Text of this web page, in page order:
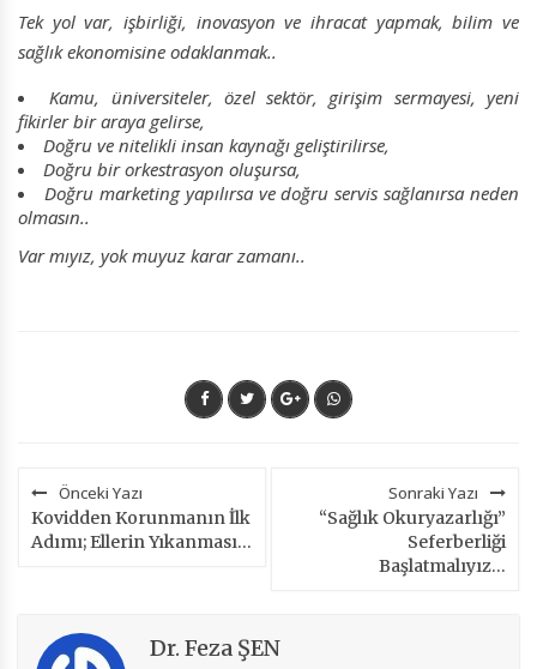
Tek yol var, işbirliği, inovasyon ve ihracat yapmak, bilim ve
sağlık ekonomisine odaklanmak..
Kamu, üniversiteler, özel sektör, girişim sermayesi, yeni
fikirler bir araya gelirse,
Doğru ve nitelikli insan kaynağı geliştirilirse,
Doğru bir orkestrasyon oluşursa,
Doğru marketing yapılırsa ve doğru servis sağlanırsa neden
olmasın..
Var mıyız, yok muyuz karar zamanı..
Önceki Yazı
Kovidden Korunmanın İlk
Adımı; Ellerin Yıkanması…
Sonraki Yazı
“Sağlık Okuryazarlığı”
Seferberliği
Başlatmalıyız…
Dr. Feza ŞEN